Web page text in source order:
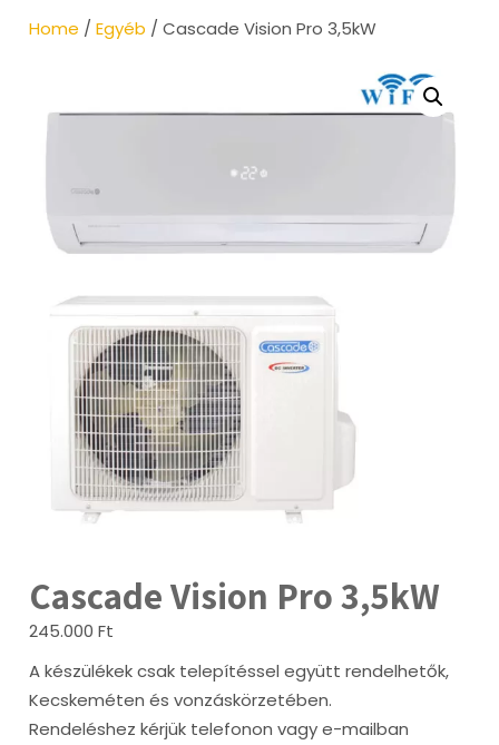
Home /Egyéb / Cascade Vision Pro 3,5kW
Cascade Vision Pro 3,5kW
245.000Ft
A készülékek csak telepítéssel együtt rendelhetők,
Kecskeméten és vonzáskörzetében.
Rendeléshez kérjük telefonon vagy e-mailban